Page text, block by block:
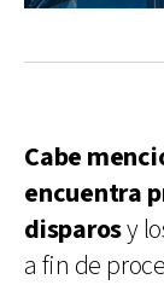
Cabe
encuentra
disparosy
a fin de